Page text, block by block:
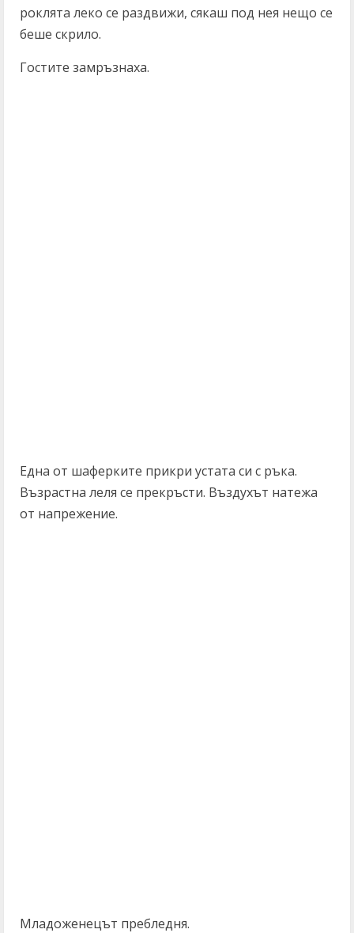
роклята леко се раздвижи, сякаш под нея нещо се
беше скрило.
Гостите замръзнаха.
Една от шаферките прикри устата си с ръка.
Възрастна леля се прекръсти. Въздухът натежа
от напрежение.
Младоженецът пребледня.